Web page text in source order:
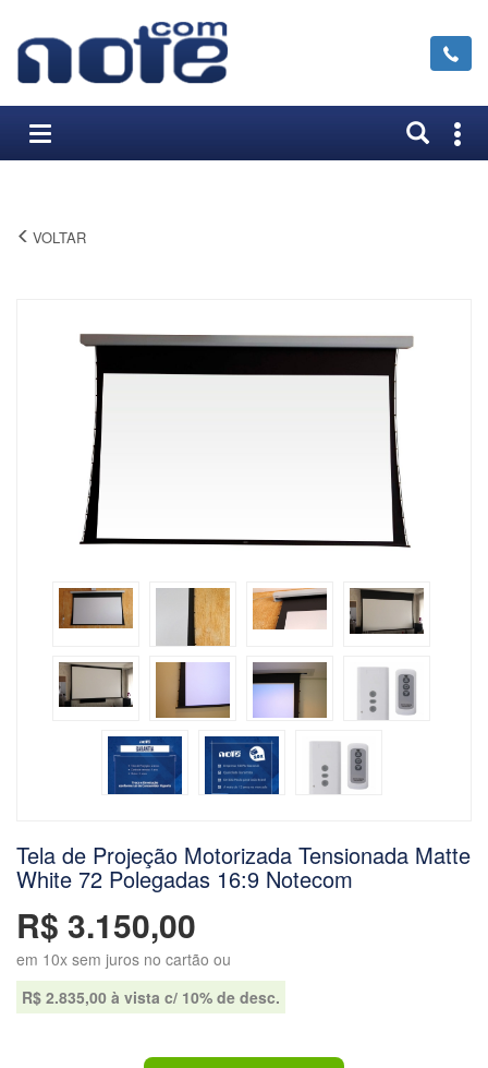
TELA DE PROJEÇÃO MOTORIZADA TENSIONADA MATTE WHITE
Tela de Projeção Motorizada Tensionada Matte
White 72 Polegadas 16:9 Notecom
R$ 3.150,00
em 10x sem juros no cartão ou
R$ 2.835,00 à vista c/ 10% de desc.